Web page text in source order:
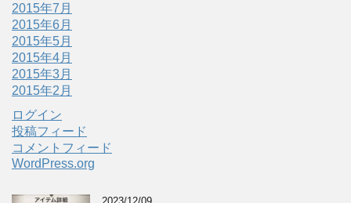
2015年7月
2015年6月
2015年5月
2015年4月
2015年3月
2015年2月
ログイン
投稿フィード
コメントフィード
WordPress.org